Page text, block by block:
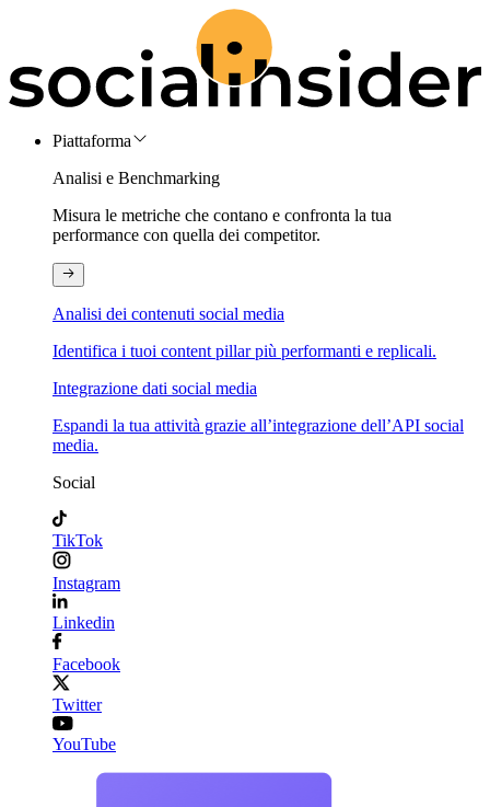
Piattaforma
Analisi e Benchmarking
Misura le metriche che contano e confronta la tua
performance con quella dei competitor.
Analisi dei contenuti social media
Identifica i tuoi content pillar più performanti e replicali.
Integrazione dati social media
Espandi la tua attività grazie all’integrazione dell’API social
media.
Social
TikTok
Instagram
Linkedin
Facebook
Twitter
YouTube